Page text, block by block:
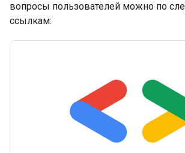
вопросы пользователей можно по
ссылкам: